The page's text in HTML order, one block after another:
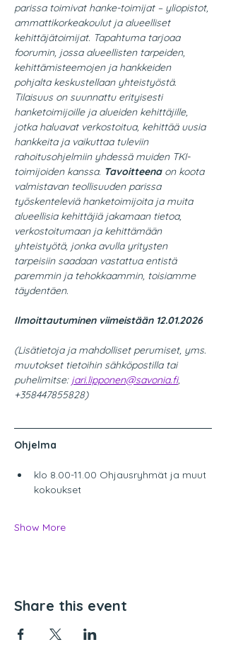
parissa toimivat hanke-toimijat – yliopistot,
ammattikorkeakoulut ja alueelliset
kehittäjätoimijat. Tapahtuma tarjoaa
foorumin, jossa alueellisten tarpeiden,
kehittämisteemojen ja hankkeiden
pohjalta keskustellaan yhteistyöstä.
Tilaisuus on suunnattu erityisesti
hanketoimijoille ja alueiden kehittäjille,
jotka haluavat verkostoitua, kehittää uusia
hankkeita ja vaikuttaa tuleviin
rahoitusohjelmiin yhdessä muiden TKI-
toimijoiden kanssa. Tavoitteena on koota
valmistavan teollisuuden parissa
työskenteleviä hanketoimijoita ja muita
alueellisia kehittäjiä jakamaan tietoa,
verkostoitumaan ja kehittämään
yhteistyötä, jonka avulla yritysten
tarpeisiin saadaan vastattua entistä
paremmin ja tehokkaammin, toisiamme
täydentäen.
Ilmoittautuminen viimeistään 12.01.2026
(Lisätietoja ja mahdolliset perumiset, yms.
muutokset tietoihin sähköpostilla tai
puhelimitse: jari.lipponen@savonia.fi,
+358447855828)
Ohjelma
klo 8.00-11.00 Ohjausryhmät ja muut
kokoukset
Show More
Share this event